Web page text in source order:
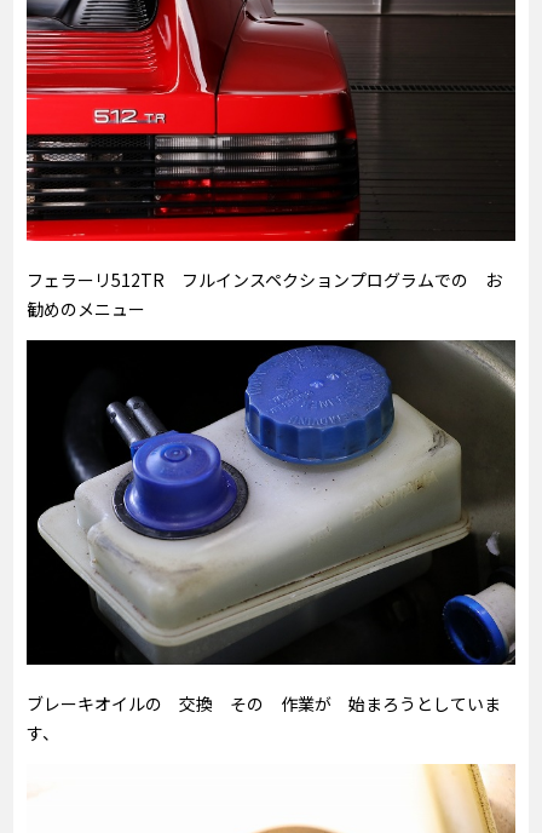
フェラーリ512TR フルインスペクションプログラムでの お
勧めのメニュー
ブレーキオイルの 交換 その 作業が 始まろうとしていま
す、